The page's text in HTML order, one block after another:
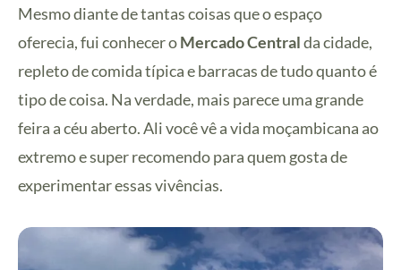
Mesmo diante de tantas coisas que o espaço
oferecia, fui conhecer oMercado Centralda cidade,
repleto de comida típica e barracas de tudo quanto é
tipo de coisa. Na verdade, mais parece uma grande
feira a céu aberto. Ali você vê a vida moçambicana ao
extremo e super recomendo para quem gosta de
experimentar essas vivências.